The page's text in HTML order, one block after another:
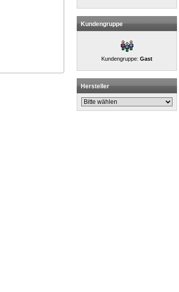
Kundengruppe
Kundengruppe: Gast
Hersteller